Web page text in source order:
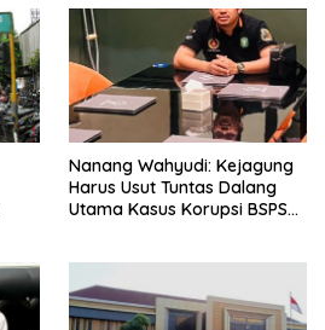
Nanang Wahyudi: Kejagung
Harus Usut Tuntas Dalang
Utama Kasus Korupsi BSPS